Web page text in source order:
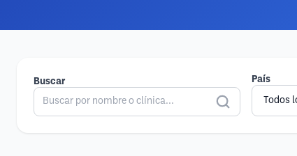
Buscar País